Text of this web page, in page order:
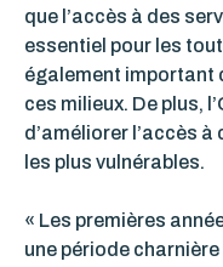
que l’accès à des
essentiel pour les
également important
ces milieux. De plus,
d’améliorer l’accès
les plus vulnérables.
« Les premières
une période